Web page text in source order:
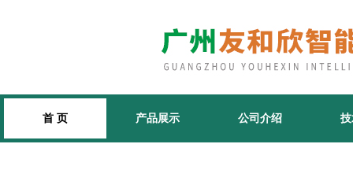
首 页 产品展示 公司介绍